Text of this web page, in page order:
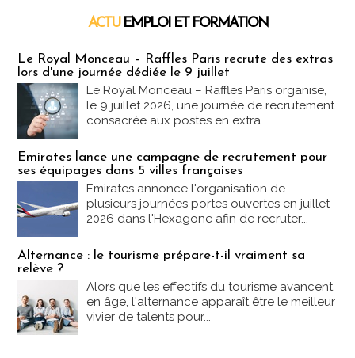
ACTU EMPLOI ET FORMATION
Le Royal Monceau – Raffles Paris recrute des extras
lors d'une journée dédiée le 9 juillet
Le Royal Monceau – Raffles Paris organise,
le 9 juillet 2026, une journée de recrutement
consacrée aux postes en extra....
Emirates lance une campagne de recrutement pour
ses équipages dans 5 villes françaises
Emirates annonce l'organisation de
plusieurs journées portes ouvertes en juillet
2026 dans l'Hexagone afin de recruter...
Alternance : le tourisme prépare-t-il vraiment sa
relève ?
Alors que les effectifs du tourisme avancent
en âge, l'alternance apparaît être le meilleur
vivier de talents pour...